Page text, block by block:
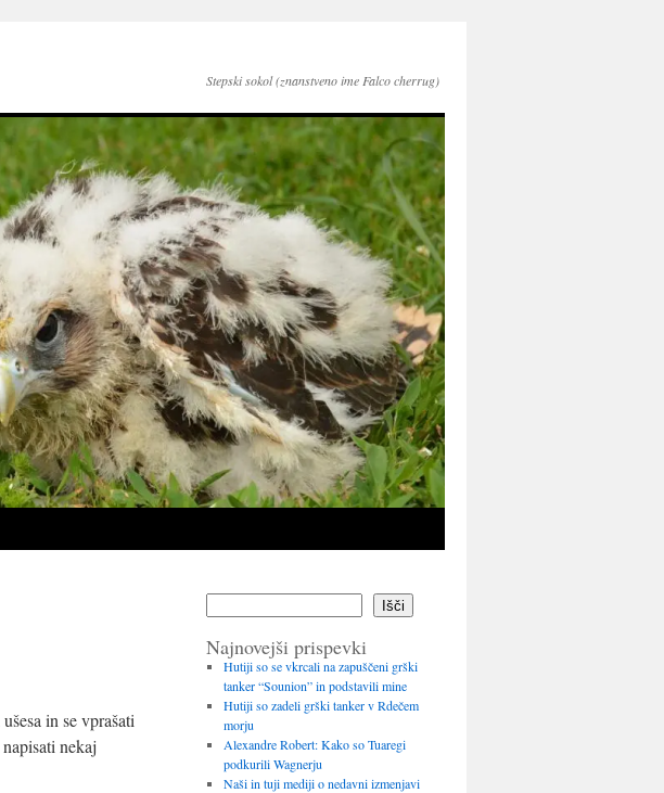
Stepski sokol (znanstveno ime Falco cherrug)
in se vprašati
nekaj
Išči
Najnovejši prispevki
Hutiji so se vkrcali na zapuščeni grški
tanker “Sounion” in podstavili mine
Hutiji so zadeli grški tanker v Rdečem
morju
Alexandre Robert: Kako so Tuaregi
podkurili Wagnerju
Naši in tuji mediji o nedavni izmenjavi